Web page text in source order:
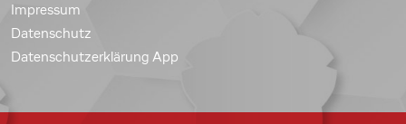
Impressum
Datenschutz
Datenschutzerklärung App